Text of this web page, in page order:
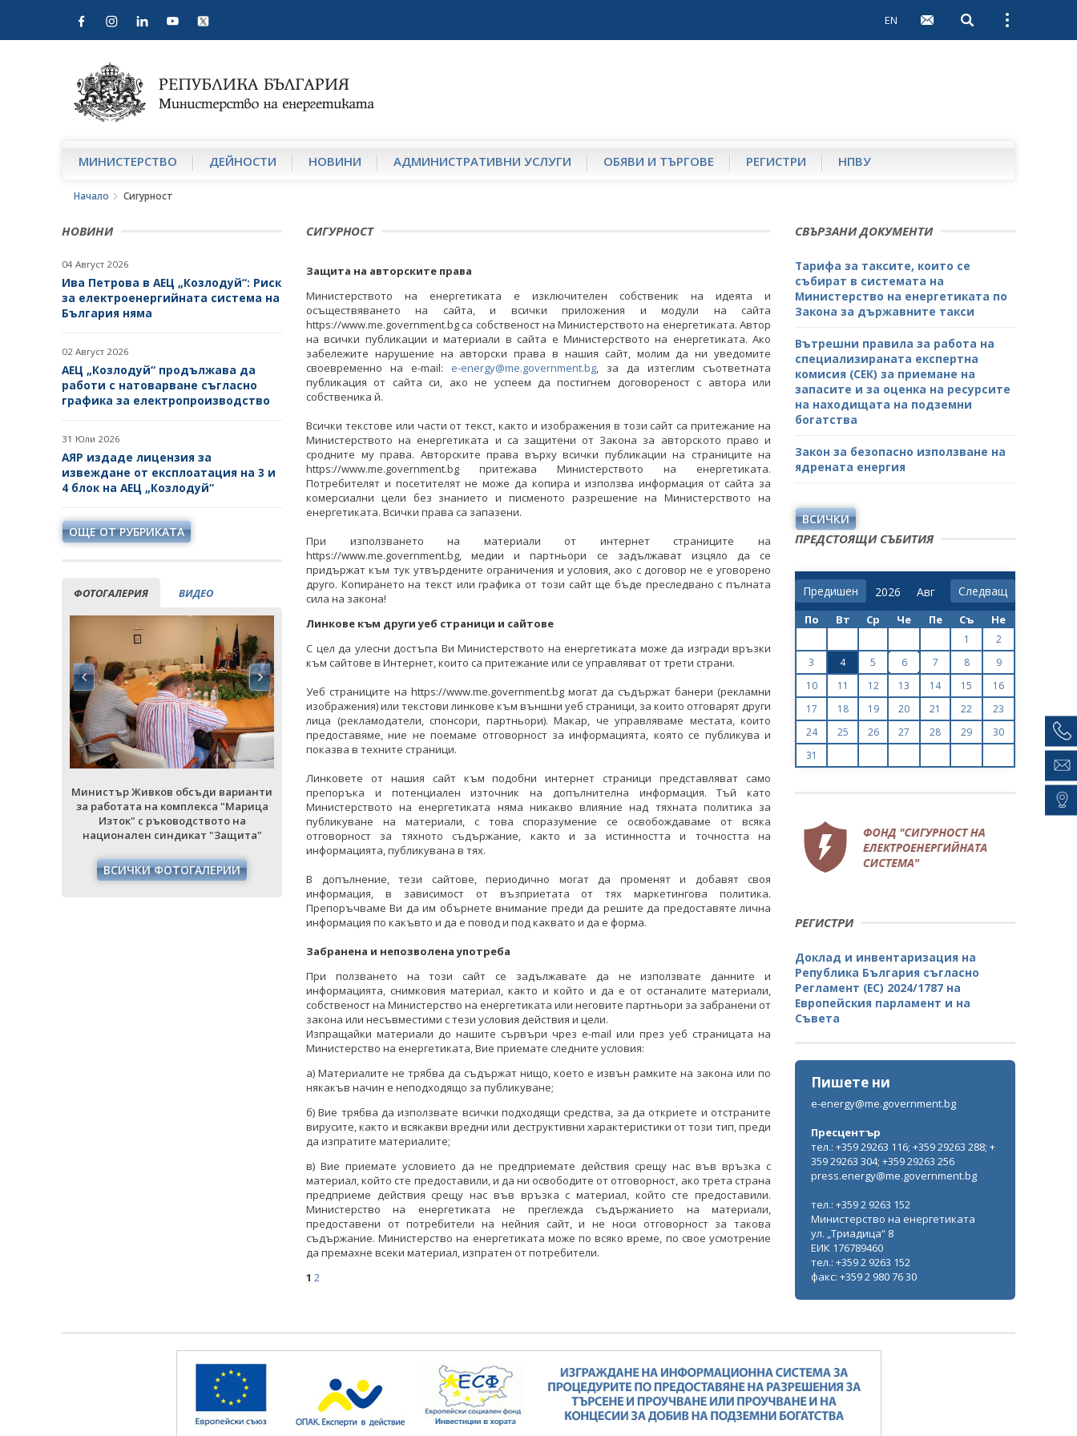
EN Open search
Open
МИНИСТЕРСТВО ДЕЙНОСТИ НОВИНИ АДМИНИСТРАТИВНИ УСЛУГИ ОБЯВИ И ТЪРГОВЕ РЕГИСТРИ НПВУ
Начало Сигурност
НОВИНИ
04 Август 2026
Ива Петрова в АЕЦ „Козлодуй“: Риск
за електроенергийната система на
България няма
02 Август 2026
АЕЦ „Козлодуй“ продължава да
работи с натоварване съгласно
графика за електропроизводство
31 Юли 2026
АЯР издаде лицензия за
извеждане от експлоатация на 3 и
4 блок на АЕЦ „Козлодуй“
ОЩЕ ОТ РУБРИКАТА
ФОТОГАЛЕРИЯ ВИДЕО
Министър Живков обсъди варианти
за работата на комплекса "Марица
Изток" с ръководството на
национален синдикат "Защита"
ВСИЧКИ ФОТОГАЛЕРИИ
Министър Живков обсъди варианти
за работата на комплекса "Марица
Изток" с ръководството на
национален синдикат "Защита"
Министър Живков обсъди варианти
за работата на комплекса "Марица
Изток" с ръководството на
национален синдикат "Защита"
Министър Живков обсъди варианти
за работата на комплекса "Марица
Изток" с ръководството на
национален синдикат "Защита"
ВСИЧКИ ФОТОГАЛЕРИИ
Министър Живков
за работата на
Изток" с
национален
СИГУРНОСТ
Защита на авторските права
Министерството на енергетиката е изключителен собственик на идеята и
осъществяването на сайта, и всички приложения и модули на сайта
https://www.me.government.bg са собственост на Министерството на енергетиката. Автор
на всички публикации и материали в сайта е Министерството на енергетиката. Ако
забележите нарушение на авторски права в нашия сайт, молим да ни уведомите
своевременно на e-mail: e-energy@me.government.bg, за да изтеглим съответната
публикация от сайта си, ако не успеем да постигнем договореност с автора или
собственика й.
Всички текстове или части от текст, както и изображения в този сайт са притежание на
Министерството на енергетиката и са защитени от Закона за авторското право и
сродните му права. Авторските права върху всички публикации на страниците на
https://www.me.government.bg притежава Министерството на енергетиката.
Потребителят и посетителят не може да копира и използва информация от сайта за
комерсиални цели без знанието и писменото разрешение на Министерството на
енергетиката. Всички права са запазени.
При използването на материали от интернет страниците на
https://www.me.government.bg, медии и партньори се задължават изцяло да се
придържат към тук утвърдените ограничения и условия, ако с договор не е уговорено
друго. Копирането на текст или графика от този сайт ще бъде преследвано с пълната
сила на закона!
Линкове към други уеб страници и сайтове
С цел да улесни достъпа Ви Министерството на енергетиката може да изгради връзки
към сайтове в Интернет, които са притежание или се управляват от трети страни.
Уеб страниците на https://www.me.government.bg могат да съдържат банери (рекламни
изображения) или текстови линкове към външни уеб страници, за които отговарят други
лица (рекламодатели, спонсори, партньори). Макар, че управляваме местата, които
предоставяме, ние не поемаме отговорност за информацията, която се публикува и
показва в техните страници.
Линковете от нашия сайт към подобни интернет страници представляват само
препоръка и потенциален източник на допълнителна информация. Тъй като
Министерството на енергетиката няма никакво влияние над тяхната политика за
публикуване на материали, с това споразумение се освобождаваме от всяка
отговорност за тяхното съдържание, както и за истинността и точността на
информацията, публикувана в тях.
В допълнение, тези сайтове, периодично могат да променят и добавят своя
информация, в зависимост от възприетата от тях маркетингова политика.
Препоръчваме Ви да им обърнете внимание преди да решите да предоставяте лична
информация по какъвто и да е повод и под каквато и да е форма.
Забранена и непозволена употреба
При ползването на този сайт се задължавате да не използвате данните и
информацията, снимковия материал, както и който и да е от останалите материали,
собственост на Министерство на енергетиката или неговите партньори за забранени от
закона или несъвместими с тези условия действия и цели.
Изпращайки материали до нашите сървъри чрез e-mail или през уеб страницата на
Министерство на енергетиката, Вие приемате следните условия:
а) Материалите не трябва да съдържат нищо, което е извън рамките на закона или по
някакъв начин е неподходящо за публикуване;
б) Вие трябва да използвате всички подходящи средства, за да откриете и отстраните
вирусите, както и всякакви вредни или деструктивни характеристики от този тип, преди
да изпратите материалите;
в) Вие приемате условието да не предприемате действия срещу нас във връзка с
материал, който сте предоставили, и да ни освободите от отговорност, ако трета страна
предприеме действия срещу нас във връзка с материал, който сте предоставили.
Министерство на енергетиката не преглежда съдържанието на материали,
предоставени от потребители на нейния сайт, и не носи отговорност за такова
съдържание. Министерство на енергетиката може по всяко време, по свое усмотрение
да премахне всеки материал, изпратен от потребители.
1 2
СВЪРЗАНИ ДОКУМЕНТИ
Тарифа за таксите, които се
събират в системата на
Министерство на енергетиката по
Закона за държавните такси
Вътрешни правила за работа на
специализираната експертна
комисия (СЕК) за приемане на
запасите и за оценка на ресурсите
на находищата на подземни
богатства
Закон за безопасно използване на
ядрената енергия
ВСИЧКИ
ПРЕДСТОЯЩИ СЪБИТИЯ
Предишен Следващ
По Вт Ср Че Пе Съ Не
1
2
3
4 5 6 7 8
9
10
11 12 13 14 15
16
17
18 19 20 21 22
23
24
25 26 27 28 29
30
31
РЕГИСТРИ
Доклад и инвентаризация на
Република България съгласно
Регламент (ЕС) 2024/1787 на
Европейския парламент и на
Съвета
Пишете ни
e-energy@me.government.bg
Пресцентър
тел.: +359 29263 116; +359 29263 288; +
359 29263 304; +359 29263 256
press.energy@me.government.bg
тел.: +359 2 9263 152
Министерство на енергетиката
ул. „Триадица“ 8
ЕИК 176789460
тел.: +359 2 9263 152
факс: +359 2 980 76 30